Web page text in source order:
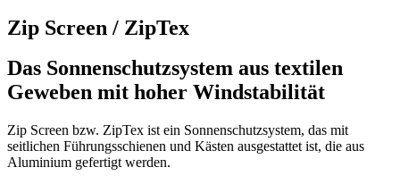
Zip Screen / ZipTex
Das Sonnenschutzsystem aus textilen
Geweben mit hoher Windstabilität
Zip Screen bzw. ZipTex ist ein Sonnenschutzsystem, das mit
seitlichen Führungsschienen und Kästen ausgestattet ist, die aus
Aluminium gefertigt werden.